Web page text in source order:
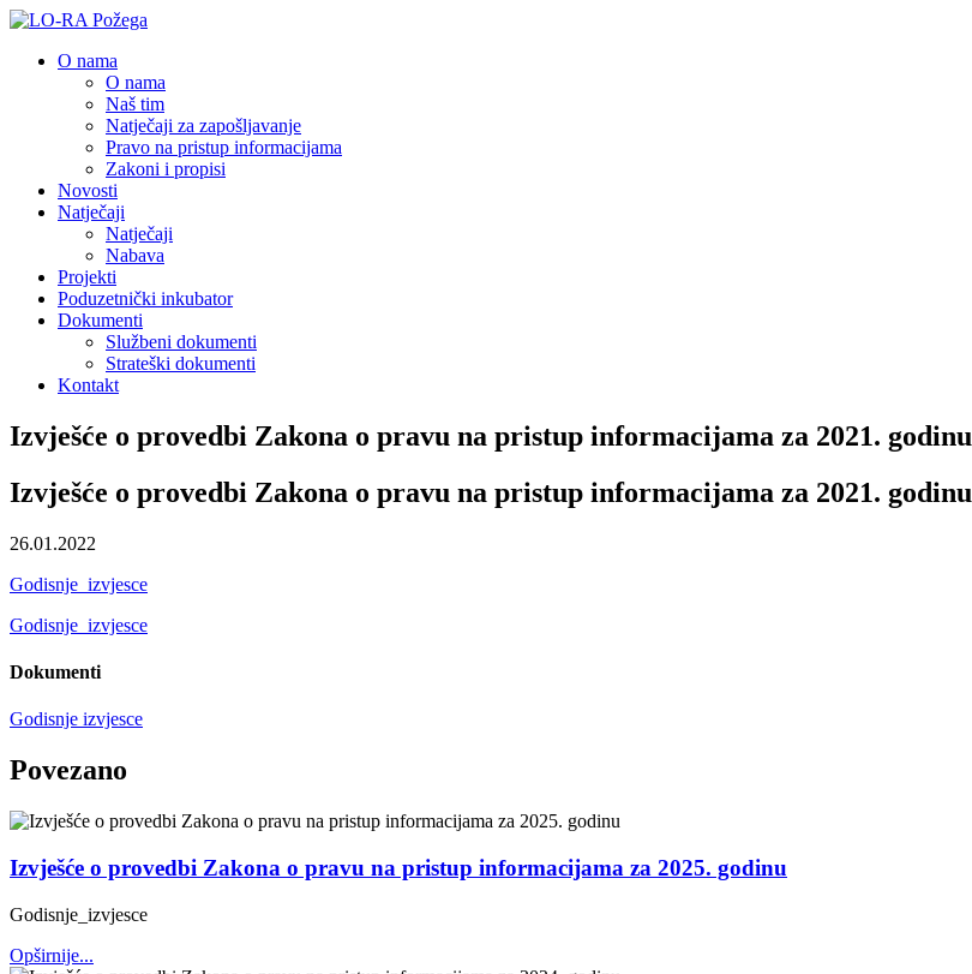
O nama
O nama
Naš tim
Natječaji za zapošljavanje
Pravo na pristup informacijama
Zakoni i propisi
Novosti
Natječaji
Natječaji
Nabava
Projekti
Poduzetnički inkubator
Dokumenti
Službeni dokumenti
Strateški dokumenti
Kontakt
Izvješće o provedbi Zakona o pravu na pristup informacijama za 2021. godinu
Izvješće o provedbi Zakona o pravu na pristup informacijama za 2021. godinu
26.01.2022
Godisnje_izvjesce
Godisnje_izvjesce
Dokumenti
Godisnje izvjesce
Povezano
Izvješće o provedbi Zakona o pravu na pristup informacijama za 2025. godinu
Godisnje_izvjesce
Opširnije...